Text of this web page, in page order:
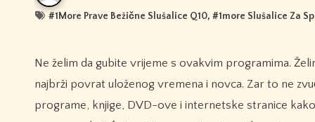
#1More Prave Bežične Slušalice Q10, #1more Slušalice Za
Ne želim da gubite vrijeme s ovakvim programima. Želim da radite vježbe koje će odmah utjecati na vašu igru. koji će vam dati
najbrži povrat uloženog vremena i novca. Zar to ne
programe, knjige, DVD-ove i internetske stranice